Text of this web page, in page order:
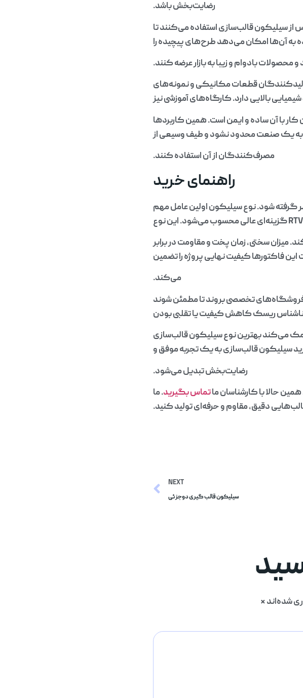
رضایت‌بخش باشد.
از سیلیکون قالب‌سازی استفاده می‌کنند تا
به آن‌ها امکان می‌دهد طرح‌های پیچیده را
محصولات بادوام و زیبا به بازار عرضه کنند.
قطعات مکانیکی و نمونه‌های
بالایی دارد. کارگاه‌های آموزشی نیز
با آن ساده و ایمن است. همین کاربردها
به یک صنعت محدود نشود و طیف وسیعی از
مصرف‌کنندگان از آن استفاده کنند.
راهنمای خرید
گرفته شود. نوع سیلیکون اولین عامل مهم
میزان سختی، زمان پخت و مقاومت در برابر
فاکتورها کیفیت نهایی پروژه را تضمین
می‌کند.
فروشگاه‌های تخصصی بروند تا مطمئن شوند
ناشناس ریسک کاهش کیفیت یا تقلبی بودن
می‌کند بهترین نوع سیلیکون قالب‌سازی
سیلیکون قالب‌سازی به یک تجربه موفق و
رضایت‌بخش تبدیل می‌شود.
حالا با کارشناسان ماتماس بگیرید. ما
دقیق، مقاوم و حرفه‌ای تولید کنید.
NEXT
سیلیکون قالب گیری دوجزئی
شده‌اند*